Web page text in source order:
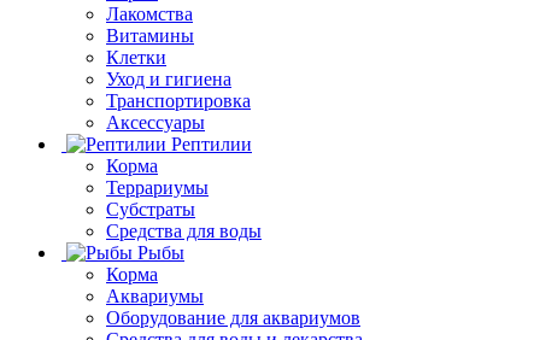
Лакомства
Витамины
Клетки
Уход и гигиена
Транспортировка
Аксессуары
Рептилии
Корма
Террариумы
Субстраты
Средства для воды
Рыбы
Корма
Аквариумы
Оборудование для аквариумов